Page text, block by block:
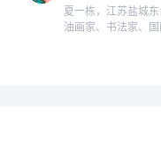
夏一栋，江苏盐城东
油画家、书法家、